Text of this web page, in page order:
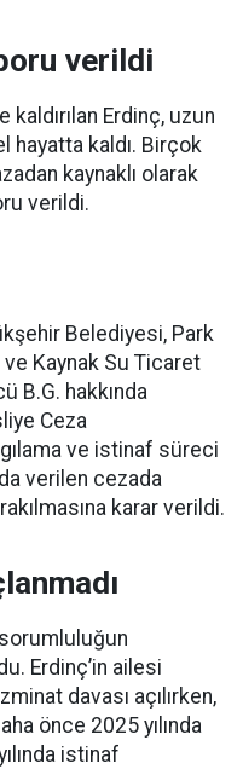
verildi
Erdinç, uzun
hayatta kaldı. Birçok
kaynaklı olarak
verildi.
Belediyesi, Park
Kaynak Su Ticaret
B.G. hakkında
Ceza
ve istinaf süreci
verilen cezada
karar verildi.
Erdinç’in ailesi
davası açılırken,
önce 2025 yılında
istinaf